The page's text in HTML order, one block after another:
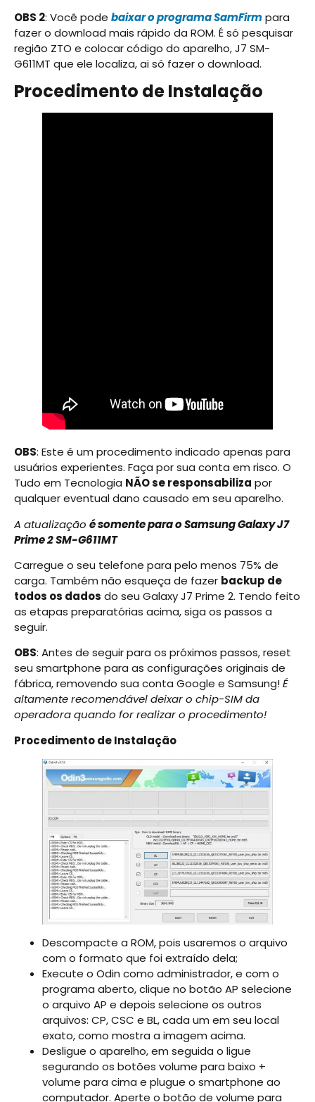
OBS 2: Você pode baixar o programa SamFirmpara
fazer o download mais rápido da ROM. É só pesquisar
região ZTO e colocar código do aparelho, J7 SM-
G611MT que ele localiza, ai só fazer o download.
Procedimento de Instalação
OBS: Este é um procedimento indicado apenas para
usuários experientes. Faça por sua conta em risco. O
Tudo em Tecnologia NÃO se responsabiliza por
qualquer eventual dano causado em seu aparelho.
A atualização é somente para o Samsung Galaxy J7
Prime 2 SM-G611MT
Carregue o seu telefone para pelo menos 75% de
carga. Também não esqueça de fazer backup de
todos os dados do seu Galaxy J7 Prime 2. Tendo feito
as etapas preparatórias acima, siga os passos a
seguir.
OBS: Antes de seguir para os próximos passos, reset
seu smartphone para as configurações originais de
fábrica, removendo sua conta Google e Samsung!É
altamente recomendável deixar o chip-SIM da
operadora quando for realizar o procedimento!
Procedimento de Instalação
Descompacte a ROM, pois usaremos o arquivo
com o formato que foi extraído dela;
Execute o Odin como administrador, e com o
programa aberto, clique no botão AP selecione
o arquivo AP e depois selecione os outros
arquivos: CP, CSC e BL, cada um em seu local
exato, como mostra a imagem acima.
Desligue o aparelho, em seguida o ligue
segurando os botões volume para baixo +
volume para cima e plugue o smartphone ao
computador. Aperte o botão de volume para